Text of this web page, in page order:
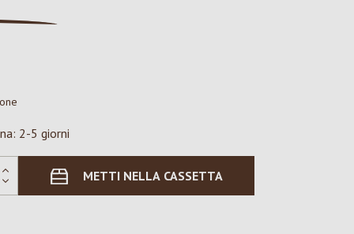
2-5 giorni
METTI NELLA CASSETTA